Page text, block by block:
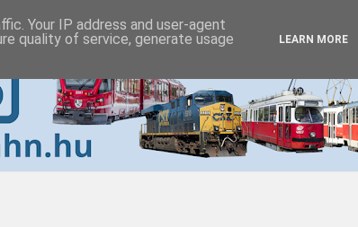
Your IP address and user-agent
quality of service, generate usage
LEARN MORE